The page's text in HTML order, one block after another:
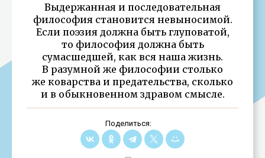
Выдержанная и последовательная
философия становится невыносимой.
Если поэзия должна быть глуповатой,
то философия должна быть
сумасшедшей, как вся наша жизнь.
В разумной же философии столько
же коварства и предательства, сколько
и в обыкновенном здравом смысле.
Поделиться: